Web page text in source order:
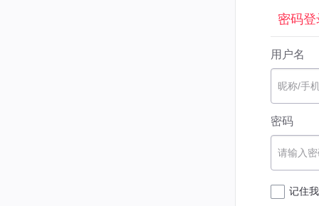
密码登
用户名
昵称/手
密码
请输入
记住我